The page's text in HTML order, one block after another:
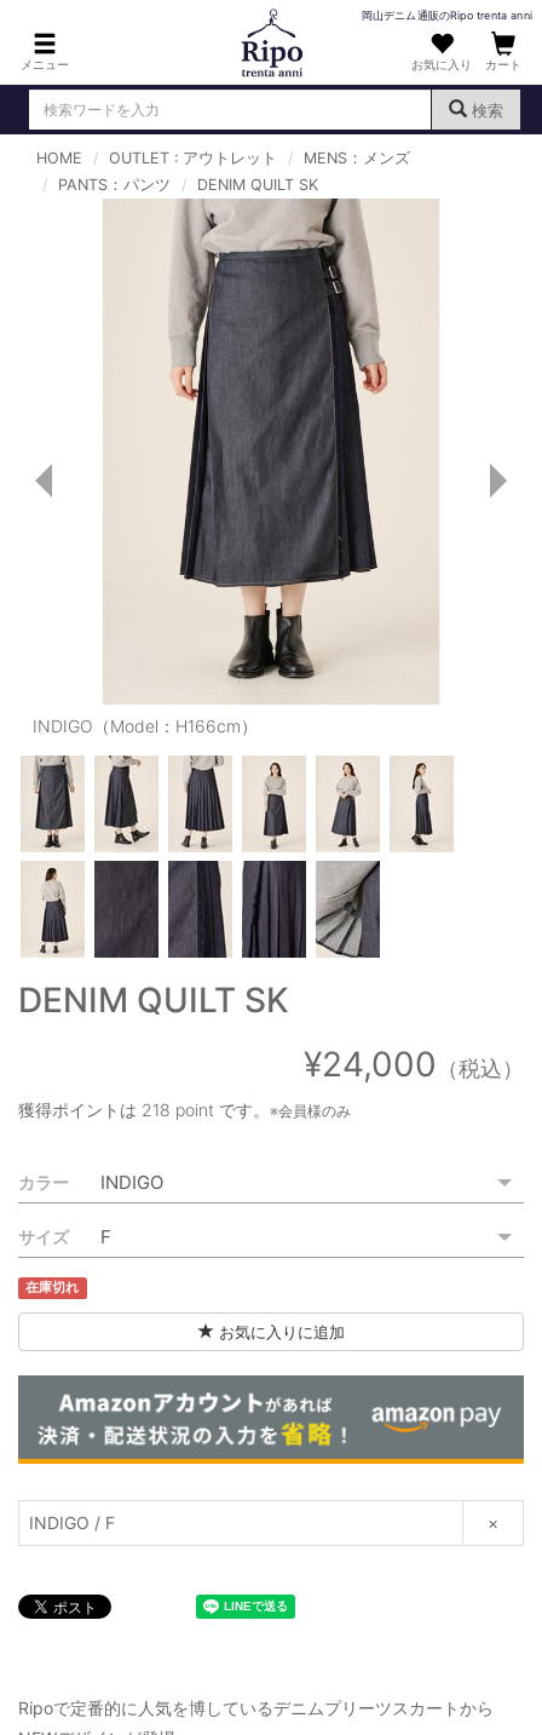
メニュー
岡山デニム通販のRipo trenta anni
お気に入り カート
検索
ログイン （ 新規会員登録）
DENIM : デニム
PANTS : パンツ
TOPS : トップス
T-SHIRT : Tシャツ
KNIT : ニット
SHIRT : シャツ
OUTERS : アウター
PANTS/SKIRT : パンツ・スカート
TOPS : トップス
OUTERS : アウター
OUTLET : アウトレット
MENS : メンズ
LADIES : レディース
新規会員登録
ご利用ガイド
HOME OUTLET : アウトレット
MENS：メンズ
PANTS：パンツ
DENIM QUILT SK
INDIGO（Model：H166cm）
DENIM QUILT SK
¥24,000 （税込）
獲得ポイントは 218 point です。 ※会員様のみ
カラー
サイズ
在庫切れ
お気に入りに追加
INDIGO / F ×
Ripoで定番的に人気を博しているデニムプリーツスカートから